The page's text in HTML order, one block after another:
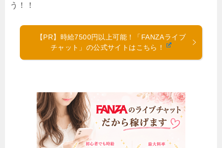
う！！
【PR】時給7500円以上可能！「FANZAライブ
チャット」の公式サイトはこちら！